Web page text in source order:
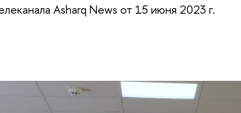
Asharq News от 15 июня 2023 г.